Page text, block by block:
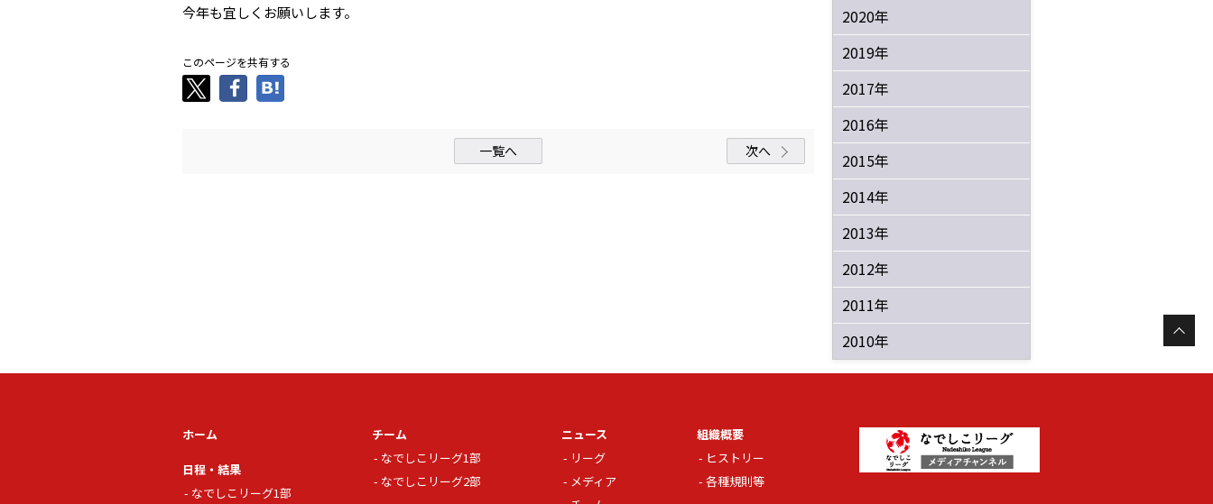
今年も宜しくお願いします。
このページを共有する
一覧へ 次へ
2020年
2019年
2017年
2016年
2015年
2014年
2013年
2012年
2011年
2010年
ホーム
日程・結果
なでしこリーグ1部
チーム
なでしこリーグ1部
なでしこリーグ2部
ニュース
リーグ
メディア
組織概要
ヒストリー
各種規則等